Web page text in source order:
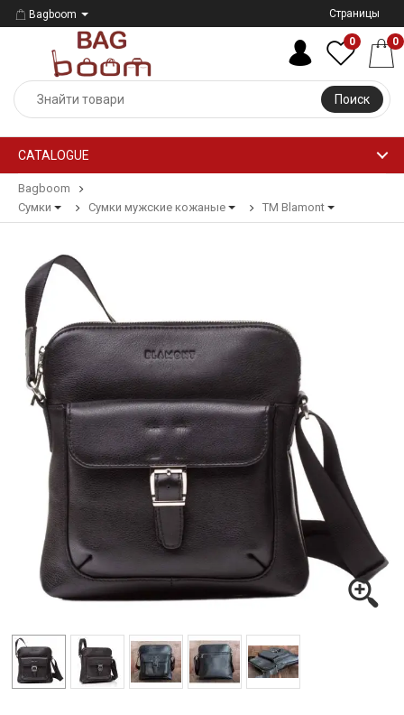
Bagboom Страницы
Поиск
0 0
CATALOGUE
Bagboom
Сумки
Сумки мужские кожаные ТМ Blamont